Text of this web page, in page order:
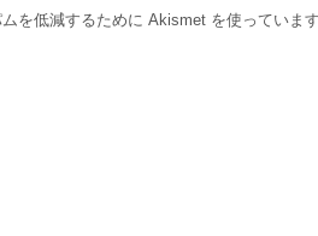
を低減するために Akismet を使っています